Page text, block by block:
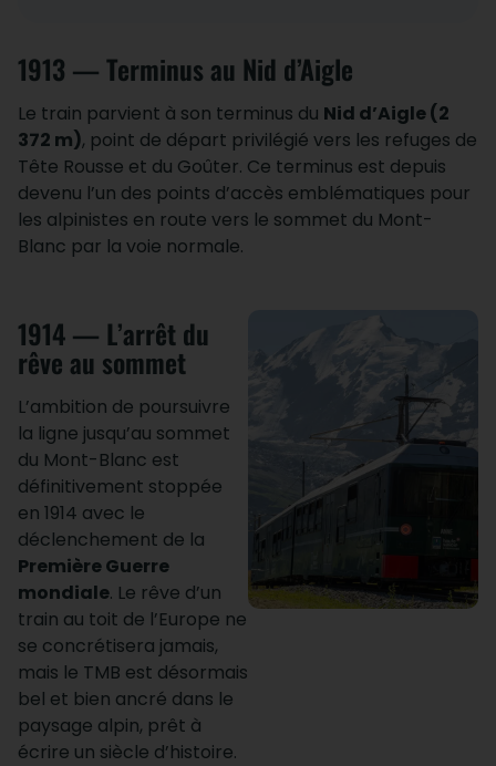
1913 — Terminus au Nid d’Aigle
Le train parvient à son terminus du Nid d’Aigle (2
372 m), point de départ privilégié vers les refuges de
Tête Rousse et du Goûter. Ce terminus est depuis
devenu l’un des points d’accès emblématiques pour
les alpinistes en route vers le sommet du Mont-
Blanc par la voie normale.
1914 — L’arrêt du
rêve au sommet
L’ambition de poursuivre
la ligne jusqu’au sommet
du Mont-Blanc est
définitivement stoppée
en 1914 avec le
déclenchement de la
Première Guerre
mondiale. Le rêve d’un
train au toit de l’Europe ne
se concrétisera jamais,
mais le TMB est désormais
bel et bien ancré dans le
paysage alpin, prêt à
écrire un siècle d’histoire.